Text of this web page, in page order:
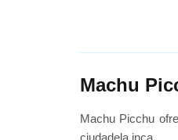
Machu
Machu Picchu